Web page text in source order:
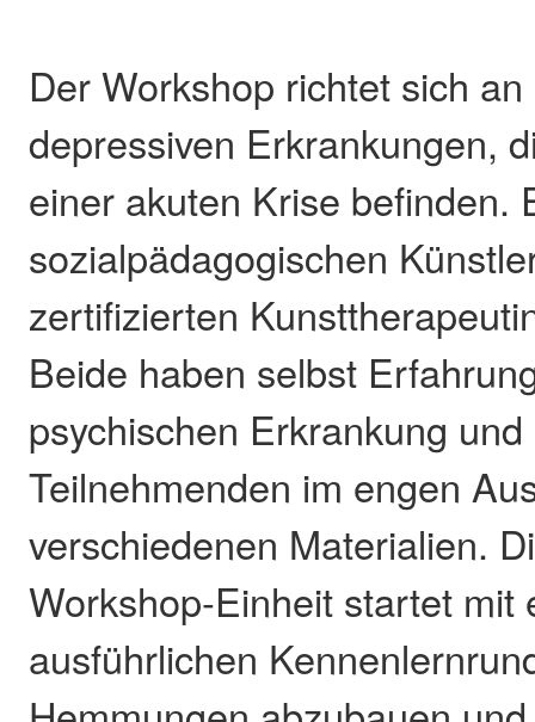
Der Workshop richtet sich
depressiven Erkrankungen,
einer akuten Krise befinden.
sozialpädagogischen
zertifizierten
Beide haben selbst
psychischen Erkrankung
Teilnehmenden im engen
verschiedenen Materialien.
Workshop-Einheit startet mit
ausführlichen